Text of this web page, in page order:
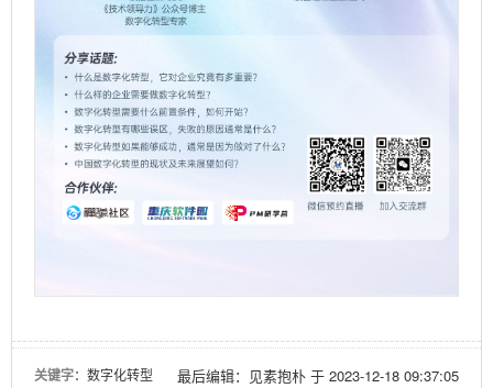
最后编辑：见素抱朴 于 2023-12-18 09:37:05
关键字：数字化转型